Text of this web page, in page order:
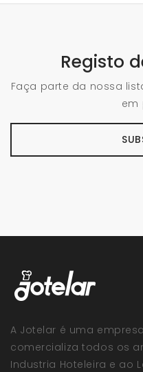
Registo
Faça parte da nossa
em
A Jotelar é uma
comercializa todos os
Industria Hoteleira e ao